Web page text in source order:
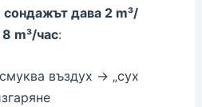
сондажът дава 2 m³/
m³/час:
въздух → „сух